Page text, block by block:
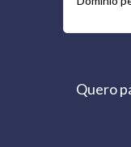
Quero